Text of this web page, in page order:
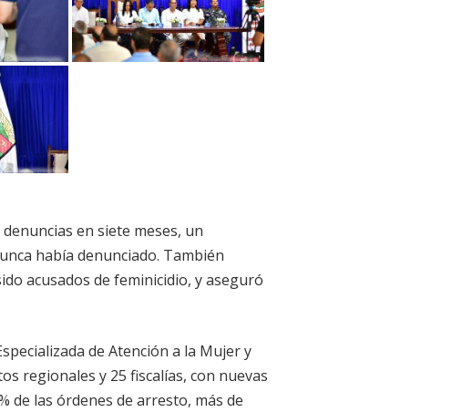
en siete meses, un
había denunciado. También
acusados de feminicidio, y aseguró
de Atención a la Mujer y
regionales y 25 fiscalías, con nuevas
de las órdenes de arresto, más de